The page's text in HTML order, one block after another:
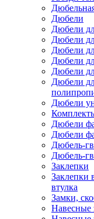
Дюбели
Дюбели
Дюбели
Дюбели
Дюбели
Дюбели
Дюбели
Дюбели
Дюбели
Дюбели
Дюбель-
Дюбель-
Заклепки
Заклепки
втулка
Замки,
Навесные